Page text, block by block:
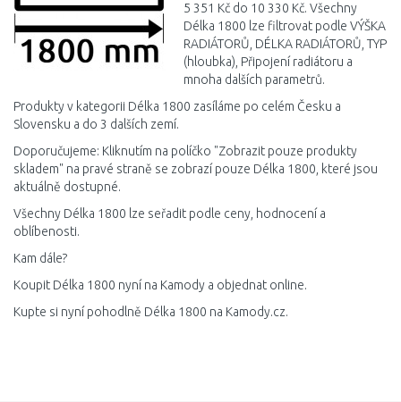
5 351 Kč do 10 330 Kč. Všechny
Délka 1800 lze filtrovat podle VÝŠKA
RADIÁTORŮ, DÉLKA RADIÁTORŮ, TYP
(hloubka), Připojení radiátoru a
mnoha dalších parametrů.
Produkty v kategorii Délka 1800 zasíláme po celém Česku a
Slovensku a do 3 dalších zemí.
Doporučujeme: Kliknutím na políčko "Zobrazit pouze produkty
skladem" na pravé straně se zobrazí pouze Délka 1800, které jsou
aktuálně dostupné.
Všechny Délka 1800 lze seřadit podle ceny, hodnocení a
oblíbenosti.
Kam dále?
Koupit Délka 1800 nyní na Kamody a objednat online.
Kupte si nyní pohodlně Délka 1800 na Kamody.cz.